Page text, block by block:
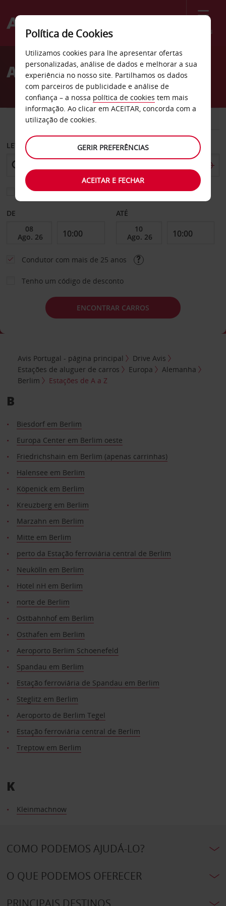
Menu
Welcome
AvisAluguer de carros Berlim
CARRO
LEVANTAR EM
Escolher uma estação de devolução diferente
DE ATÉ
Condutor com mais de 25 anos
Tenho um código de desconto
ENCONTRAR CARROS
Avis Portugal - página principal
Drive Avis
Estações de aluguer de carros
Europa
Alemanha
Berlim
Estações de A a Z
B
Biesdorf em Berlim
Europa Center em Berlim oeste
Friedrichshain em Berlim (apenas carrinhas)
Halensee em Berlim
Köpenick em Berlim
Kreuzberg em Berlim
Marzahn em Berlim
Mitte em Berlim
perto da Estação ferroviária central de Berlim
Neukölln em Berlim
Hotel nH em Berlim
norte de Berlim
Ostbahnhof em Berlim
Osthafen em Berlim
Aeroporto Berlim Schoenefeld
Spandau em Berlim
Estação ferroviária de Spandau em Berlim
Steglitz em Berlim
Aeroporto de Berlim Tegel
Estação ferroviária central de Berlim
Treptow em Berlim
K
Kleinmachnow
COMO PODEMOS AJUDÁ-LO?
O QUE PODEMOS OFERECER
PRINCIPAIS DESTINOS
Política de Cookies
Utilizamos cookies para lhe apresentar ofertas
personalizadas, análise de dados e melhorar a sua
experiência no nosso site. Partilhamos os dados
com parceiros de publicidade e análise de
confiança – a nossa política de cookies tem mais
informação. Ao clicar em ACEITAR, concorda com a
utilização de cookies.
GERIR PREFERÊNCIAS
ACEITAR E FECHAR